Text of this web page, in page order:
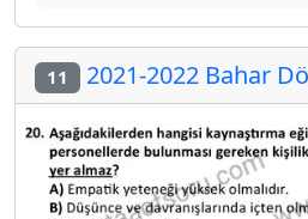
11 2021-2022 Bahar